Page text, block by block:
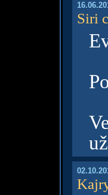
Siri